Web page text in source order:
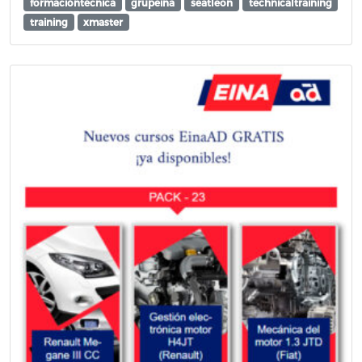
formacióntécnica grupeina seatleon
technicaltraining
training
xmaster